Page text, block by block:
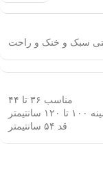
سبک و خنک و راحت
مناسب ۳۶ تا ۴۴
قد ۵۴ سانتیمتر